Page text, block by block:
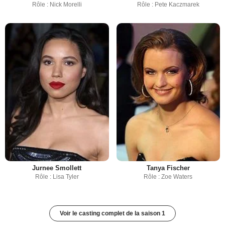
Rôle : Nick Morelli Rôle : Pete Kaczmarek
Jurnee Smollett
Rôle : Lisa Tyler
Tanya Fischer
Rôle : Zoe Waters
Voir le casting complet de la saison 1